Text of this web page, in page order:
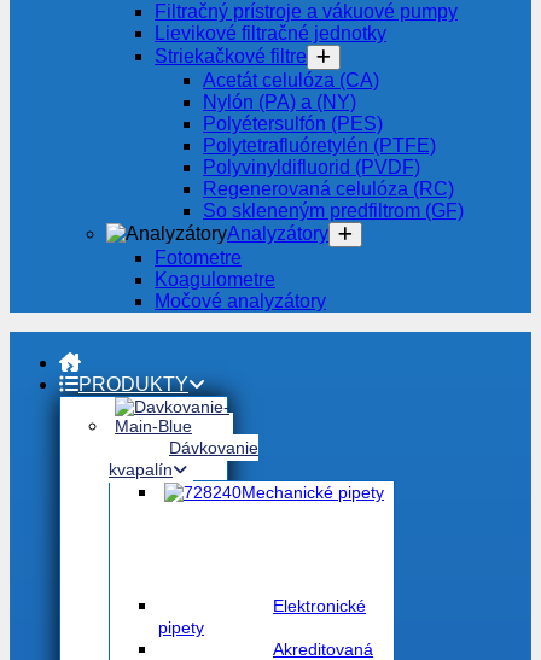
Filtračný prístroje a vákuové pumpy
Lievikové filtračné jednotky
Striekačkové filtre
Acetát celulóza (CA)
Nylón (PA) a (NY)
Polyétersulfón (PES)
Polytetrafluóretylén (PTFE)
Polyvinyldifluorid (PVDF)
Regenerovaná celulóza (RC)
So skleneným predfiltrom (GF)
Analyzátory
Fotometre
Koagulometre
Močové analyzátory
PRODUKTY
Dávkovanie
kvapalín
Mechanické pipety
Elektronické
pipety
Akreditovaná